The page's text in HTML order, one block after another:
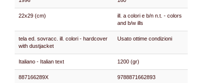
22x29 (cm)
ill. a colori e b/n n.t. - colors
and b/w ills
tela ed. sovracc. ill. colori - hardcover
with dustjacket
Usato ottime condizioni
Italiano - Italian text 1200 (gr)
887166289X 9788871662893